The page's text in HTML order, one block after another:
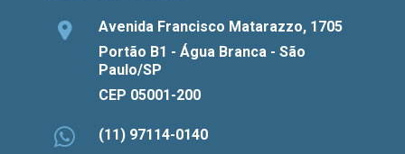
Avenida Francisco Matarazzo, 1705
Portão B1 - Água Branca - São
Paulo/SP
CEP 05001-200
(11) 97114-0140